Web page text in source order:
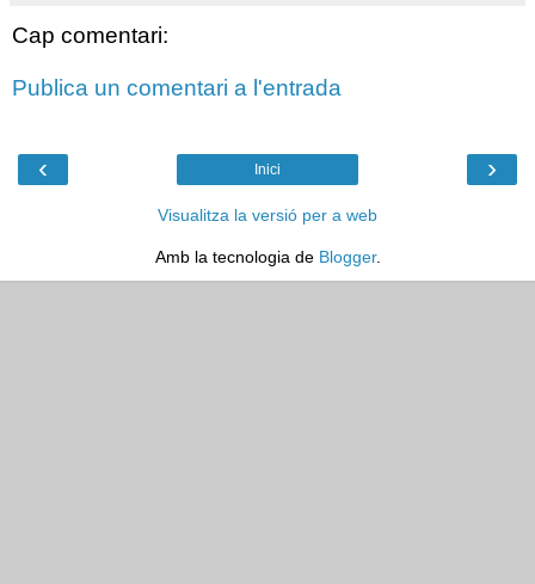
Cap comentari:
Publica un comentari a l'entrada
‹ ›
Inici
Visualitza la versió per a web
Amb la tecnologia de Blogger.